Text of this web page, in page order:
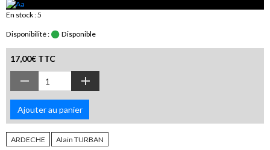
En stock : 5
Disponibilité : Disponible
17,00€ TTC
Ajouter au panier
ARDECHE Alain TURBAN